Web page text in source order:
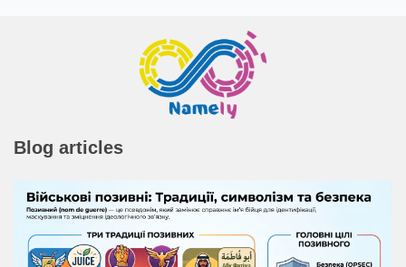
Blog articles